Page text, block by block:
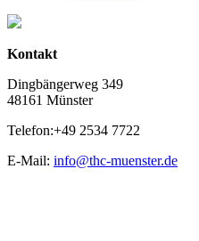
Kontakt
Dingbängerweg 349
48161 Münster
Telefon:+49 2534 7722
E-Mail: info@thc-muenster.de